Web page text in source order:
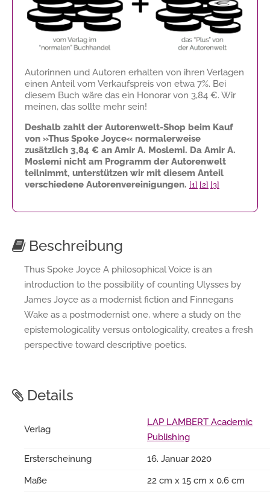
Autorinnen und Autoren erhalten von ihren Verlagen
einen Anteil vom Verkaufspreis von etwa 7%. Bei
diesem Buch wäre das ein Honorar von 3,84 €. Wir
meinen, das sollte mehr sein!
Deshalb zahlt der Autorenwelt-Shop beim Kauf
von »Thus Spoke Joyce« normalerweise
zusätzlich 3,84 € an Amir A. Moslemi. Da Amir A.
Moslemi nicht am Programm der Autorenwelt
teilnimmt, unterstützen wir mit diesem Anteil
verschiedene Autorenvereinigungen. [1] [2] [3]
Beschreibung
Thus Spoke Joyce A philosophical Voice is an
introduction to the possibility of counting Ulysses by
James Joyce as a modernist fiction and Finnegans
Wake as a postmodernist one, where a study on the
epistemologicality versus ontologicality, creates a fresh
perspective toward descriptive poetics.
Details
Verlag
LAP LAMBERT Academic
Publishing
Ersterscheinung
16. Januar 2020
Maße
22 cm x 15 cm x 0.6 cm